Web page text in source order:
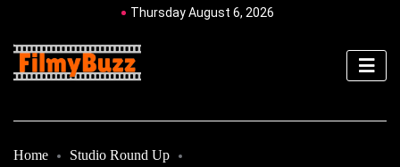
Thursday August 6, 2026
Home
Studio Round Up